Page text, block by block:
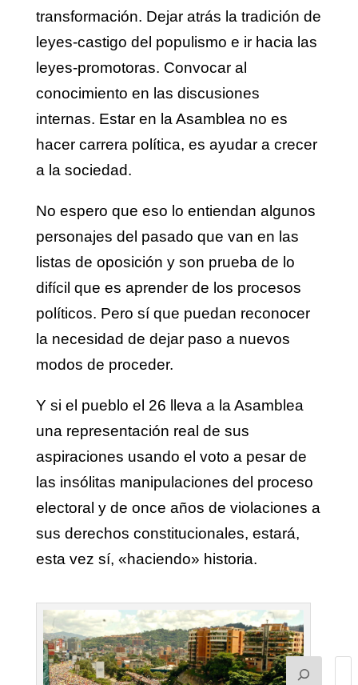
transformación. Dejar atrás la tradición de
leyes-castigo del populismo e ir hacia las
leyes-promotoras. Convocar al
conocimiento en las discusiones
internas. Estar en la Asamblea no es
hacer carrera política, es ayudar a crecer
a la sociedad.
No espero que eso lo entiendan algunos
personajes del pasado que van en las
listas de oposición y son prueba de lo
difícil que es aprender de los procesos
políticos. Pero sí que puedan reconocer
la necesidad de dejar paso a nuevos
modos de proceder.
Y si el pueblo el 26 lleva a la Asamblea
una representación real de sus
aspiraciones usando el voto a pesar de
las insólitas manipulaciones del proceso
electoral y de once años de violaciones a
sus derechos constitucionales, estará,
esta vez sí, «haciendo» historia.